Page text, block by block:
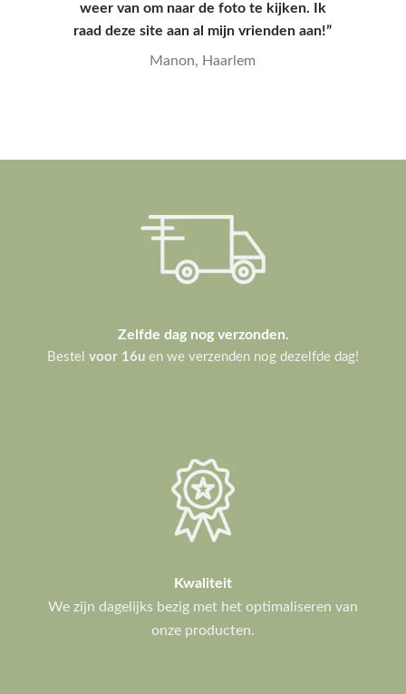
mooie print.”
Yana, Den Haag
voor 16uen we verzenden nog dezelfde dag!
We zijn dagelijks bezig met het optimaliseren van
onze producten.